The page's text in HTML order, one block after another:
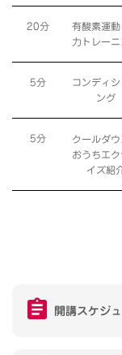
20分
有酸素運動
力トレーニ
5分
コンディシ
ング
5分 クールダウ
おうちエク
イズ紹
開講スケジ